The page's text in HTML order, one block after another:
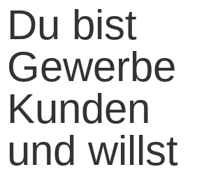
Du bist
Gewerbe
Kunden
und willst